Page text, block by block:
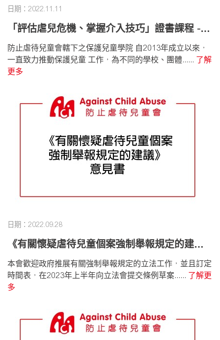
日期：2022.11.11
「評估虐兒危機、掌握介入技巧」證書課程 - 2
防止虐待兒童會轄下之保護兒童學院 自2013年成立以來，
一直致力推動保護兒童 工作，為不同的學校、團體...... 了解
更多
日期：2022.09.28
《有關懷疑虐待兒童個案強制舉報規定的建
本會歡迎政府推展有關強制舉報規定的立法工作，並且訂定
時間表，在2023年上半年向立法會提交條例草案...... 了解更
多